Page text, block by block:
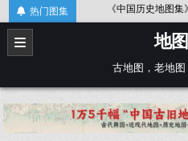
Skip
to
content
热门图集
《中国历史地图集》唐代 《
地
古地图，老地